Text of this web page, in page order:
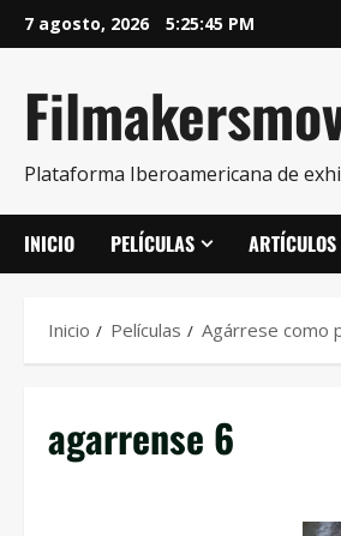
7 agosto, 2026 5:25:45 PM
Plataforma Iberoamericana de
INICIO PELÍCULAS ARTÍCULOS
Inicio Películas Agárrese como
agarrense 6